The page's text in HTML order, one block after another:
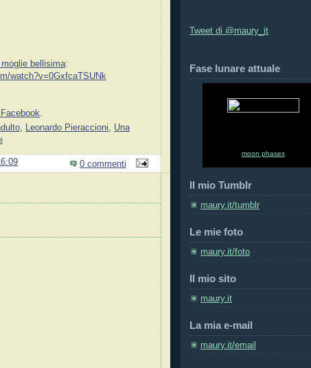
moglie bellisima:
watch?v=0GxfcaTSUNk
.
, Leonardo Pieraccioni, Una
0 commenti
Tweet di @maury_it
Fase lunare attuale
moon phases
Il mio Tumblr
maury.it/tumblr
Le mie foto
maury.it/foto
Il mio sito
maury.it
La mia e-mail
maury.it/email